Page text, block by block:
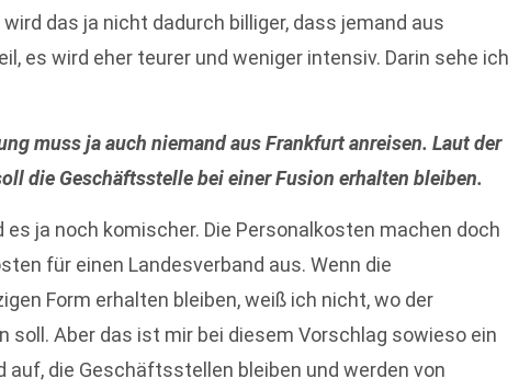
das ja nicht dadurch billiger, dass jemand aus
es wird eher teurer und weniger intensiv. Darin sehe ich
muss ja auch niemand aus Frankfurt anreisen. Laut der
die Geschäftsstelle bei einer Fusion erhalten bleiben.
es ja noch komischer. Die Personalkosten machen doch
für einen Landesverband aus. Wenn die
Form erhalten bleiben, weiß ich nicht, wo der
Aber das ist mir bei diesem Vorschlag sowieso ein
auf, die Geschäftsstellen bleiben und werden von